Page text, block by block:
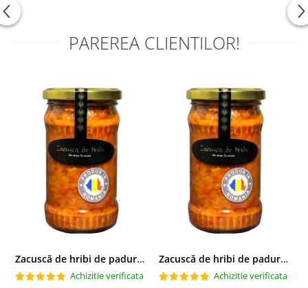
PAREREA CLIENTILOR!
Zacuscă de hribi de padure (300 gr)
Achizitie verificata
Zacuscă de hribi de padure (300 gr)
Achizitie verificata